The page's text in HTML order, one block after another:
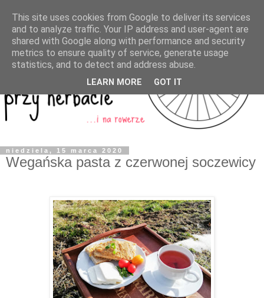
niedziela, 15 marca 2020
Wegańska pasta z czerwonej soczewicy
This site uses cookies from Google to deliver its services
and to analyze traffic. Your IP address and user-agent are
shared with Google along with performance and security
metrics to ensure quality of service, generate usage
statistics, and to detect and address abuse.
LEARN MORE GOT IT